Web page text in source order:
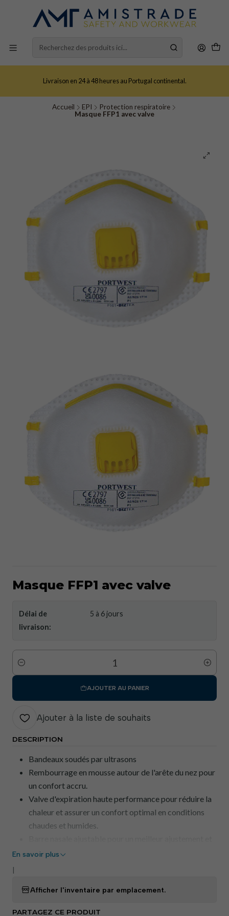
Livraison en 24 à 48 heures au Portugal continental.
Accueil EPI
Protection respiratoire
Masque FFP1 avec valve
Masque FFP1 avec valve
Délai de
livraison:
5 à 6 jours
Quantité
AJOUTER AU PANIER
Ajouter à la liste de souhaits
DESCRIPTION
Bandeaux soudés par ultrasons
Rembourrage en mousse autour de l'arête du nez pour
un confort accru.
Valve d'expiration haute performance pour réduire la
chaleur et assurer un confort optimal en conditions
chaudes et humides.
pour réduire la formation de buée sur les lunettes.
EN 149 FFP1 NR
En savoir plus
Afficher l'inventaire par emplacement.
PARTAGEZ CE PRODUIT